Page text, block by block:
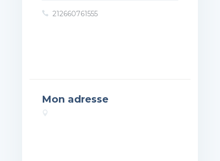
 212660761555
Mon adresse
